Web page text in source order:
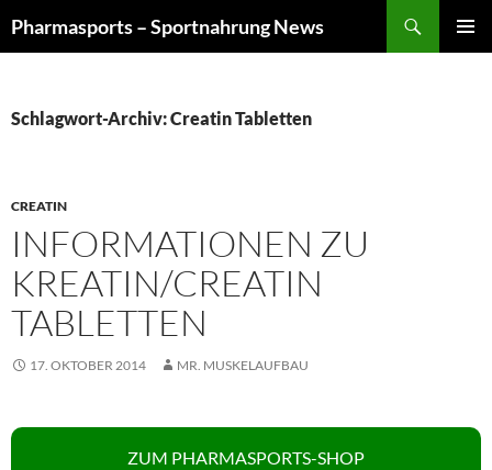
Inhalt
Pharmasports – Sportnahrung News
Schlagwort-Archiv: Creatin Tabletten
CREATIN
INFORMATIONEN ZU
KREATIN/CREATIN
TABLETTEN
17. OKTOBER 2014 MR. MUSKELAUFBAU
ZUM PHARMASPORTS-SHOP